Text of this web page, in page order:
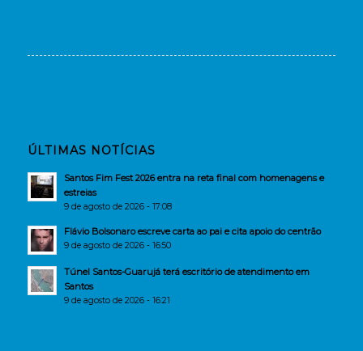
ÚLTIMAS NOTÍCIAS
Santos Fim Fest 2026 entra na reta final com homenagens e
estreias
9 de agosto de 2026 - 17:08
Flávio Bolsonaro escreve carta ao pai e cita apoio do centrão
9 de agosto de 2026 - 16:50
Túnel Santos-Guarujá terá escritório de atendimento em
Santos
9 de agosto de 2026 - 16:21